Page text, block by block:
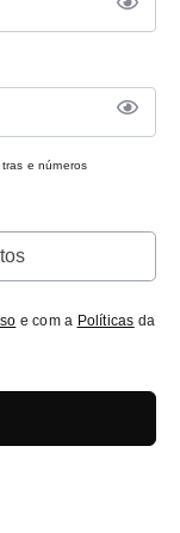
e números
e com a Políticas da